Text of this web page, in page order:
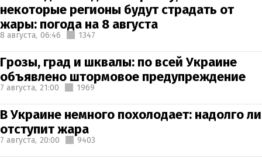
некоторые регионы будут страдать от
жары: погода на 8 августа
8 августа, 06:46 1347
Грозы, град и шквалы: по всей Украине
объявлено штормовое предупреждение
7 августа, 21:00 1969
В Украине немного похолодает: надолго ли
отступит жара
7 августа, 20:00 9403